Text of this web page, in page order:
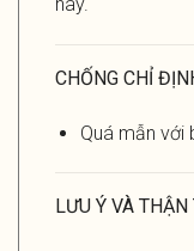
CHỐNG CHỈ
Quá mẫn với
LƯU Ý VÀ THẬN